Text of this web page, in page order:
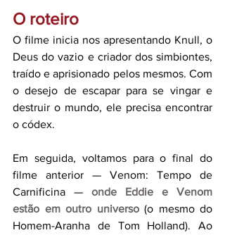
O roteiro
O filme inicia nos apresentando Knull, o
Deus do vazio e criador dos simbiontes,
traído e aprisionado pelos mesmos. Com
o desejo de escapar para se vingar e
destruir o mundo, ele precisa encontrar
o códex.
Em seguida, voltamos para o final do
filme anterior — Venom: Tempo de
Carnificina — onde Eddie e Venom
estão em outro universo (o mesmo do
Homem-Aranha de Tom Holland). Ao